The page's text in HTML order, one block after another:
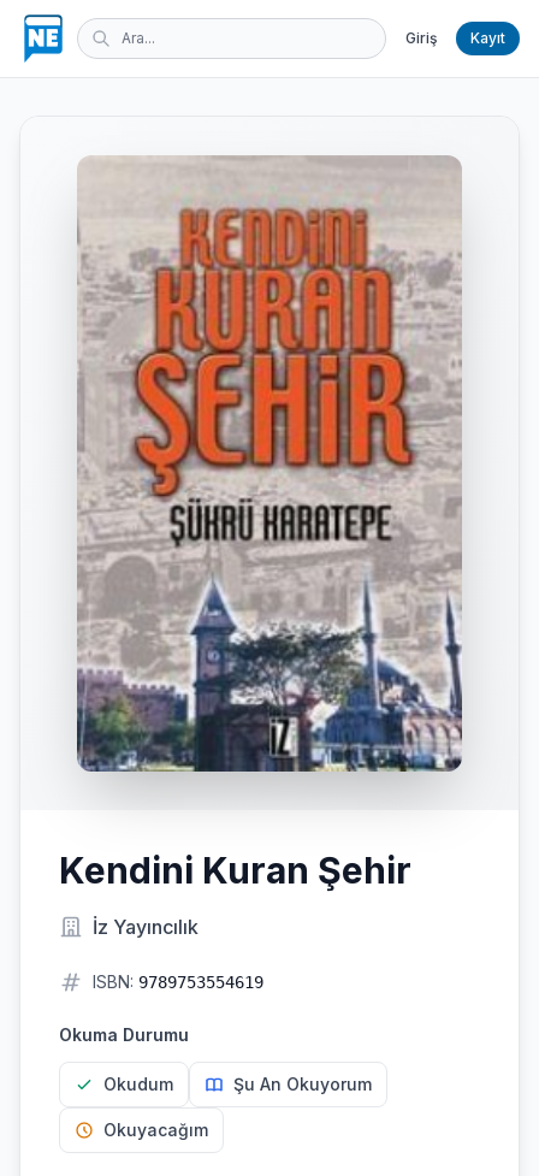
Giriş Kayıt
Kendini Kuran Şehir
İz Yayıncılık
ISBN: 9789753554619
Okuma Durumu
Okudum Şu An Okuyorum
Okuyacağım